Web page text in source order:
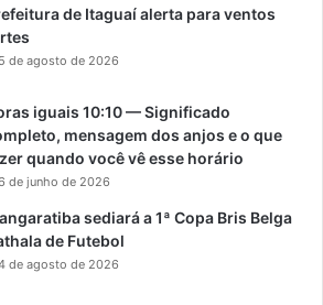
de Itaguaí alerta para ventos
5 de agosto de 2026
iguais 10:10 — Significado
mensagem dos anjos e o que
quando você vê esse horário
de junho de 2026
sediará a 1ª Copa Bris Belga
de Futebol
de agosto de 2026